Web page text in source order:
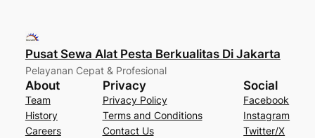
Pusat Sewa Alat Pesta Berkualitas Di Jakarta
Pelayanan Cepat & Profesional
About
Team
History
Careers
Privacy
Privacy Policy
Terms and Conditions
Contact Us
Social
Facebook
Instagram
Twitter/X